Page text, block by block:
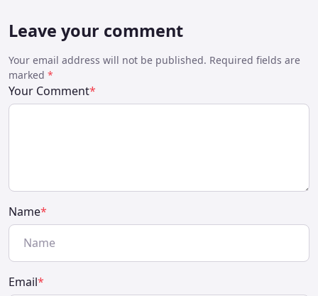
Leave your comment
Your email address will not be published. Required fields are
marked *
Your Comment*
Name*
Email*